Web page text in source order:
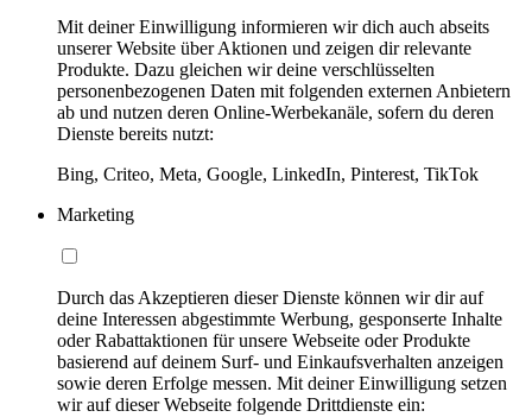
Mit deiner Einwilligung informieren wir dich auch abseits
unserer Website über Aktionen und zeigen dir relevante
Produkte. Dazu gleichen wir deine verschlüsselten
personenbezogenen Daten mit folgenden externen Anbietern
ab und nutzen deren Online-Werbekanäle, sofern du deren
Dienste bereits nutzt:
Bing, Criteo, Meta, Google, LinkedIn, Pinterest, TikTok
Marketing
Durch das Akzeptieren dieser Dienste können wir dir auf
deine Interessen abgestimmte Werbung, gesponserte Inhalte
oder Rabattaktionen für unsere Webseite oder Produkte
basierend auf deinem Surf- und Einkaufsverhalten anzeigen
sowie deren Erfolge messen. Mit deiner Einwilligung setzen
wir auf dieser Webseite folgende Drittdienste ein: